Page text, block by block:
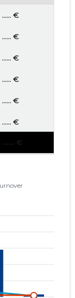
...... €
...... €
...... €
...... €
...... €
...... €
...... €
...... €
...... €